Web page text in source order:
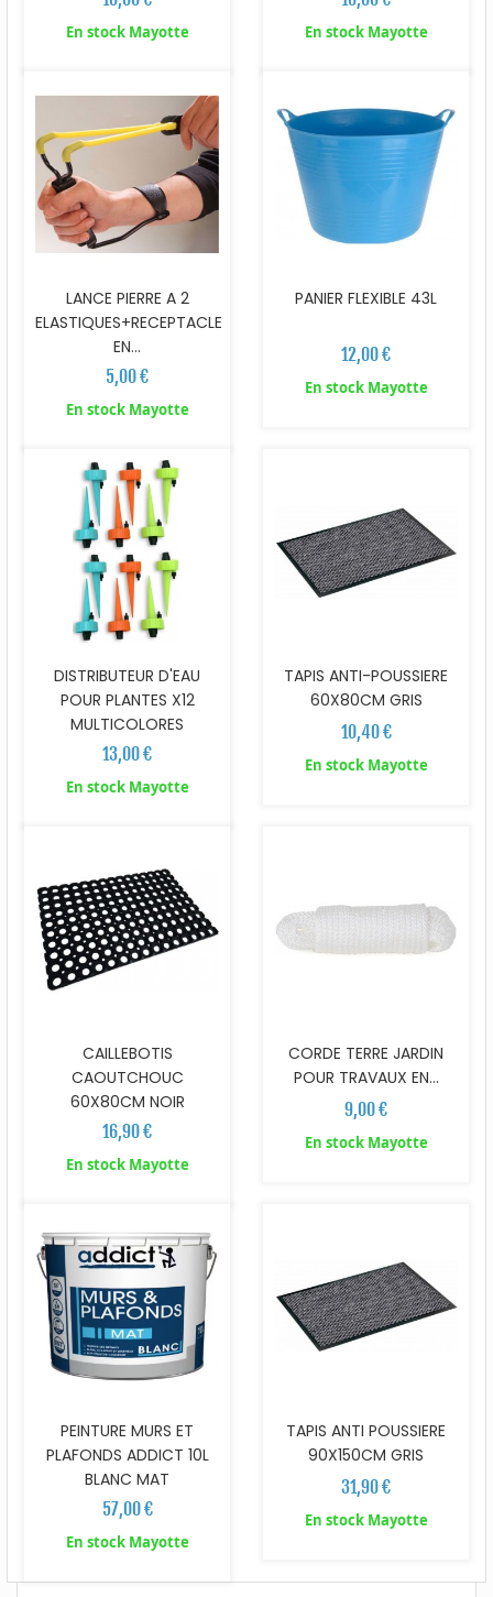
En stock Mayotte En stock Mayotte
LANCE PIERRE A 2
ELASTIQUES+RECEPTACLE
EN...
5,00 €
En stock Mayotte
PANIER FLEXIBLE 43L
12,00 €
En stock Mayotte
DISTRIBUTEUR D'EAU
POUR PLANTES X12
MULTICOLORES
13,00 €
En stock Mayotte
TAPIS ANTI-POUSSIERE
60X80CM GRIS
10,40 €
En stock Mayotte
CAILLEBOTIS
CAOUTCHOUC
60X80CM NOIR
16,90 €
En stock Mayotte
CORDE TERRE JARDIN
POUR TRAVAUX EN...
9,00 €
En stock Mayotte
PEINTURE MURS ET
PLAFONDS ADDICT 10L
BLANC MAT
57,00 €
En stock Mayotte
TAPIS ANTI POUSSIERE
90X150CM GRIS
31,90 €
En stock Mayotte